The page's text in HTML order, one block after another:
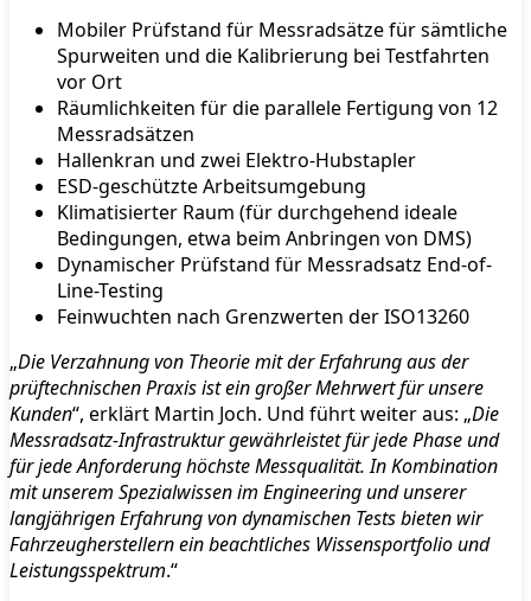
Mobiler Prüfstand für Messradsätze für sämtliche
Spurweiten und die Kalibrierung bei Testfahrten
vor Ort
Räumlichkeiten für die parallele Fertigung von 12
Messradsätzen
Hallenkran und zwei Elektro-Hubstapler
ESD-geschützte Arbeitsumgebung
Klimatisierter Raum (für durchgehend ideale
Bedingungen, etwa beim Anbringen von DMS)
Dynamischer Prüfstand für Messradsatz End-of-
Line-Testing
Feinwuchten nach Grenzwerten der ISO13260
„Die Verzahnung von Theorie mit der Erfahrung aus der
prüftechnischen Praxis ist ein großer Mehrwert für unsere
Kunden“, erklärt Martin Joch. Und führt weiter aus: „Die
Messradsatz-Infrastruktur gewährleistet für jede Phase und
für jede Anforderung höchste Messqualität. In Kombination
mit unserem Spezialwissen im Engineering und unserer
langjährigen Erfahrung von dynamischen Tests bieten wir
Fahrzeugherstellern ein beachtliches Wissensportfolio und
Leistungsspektrum.“